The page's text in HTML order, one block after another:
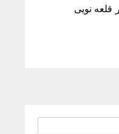
قلعه نویی